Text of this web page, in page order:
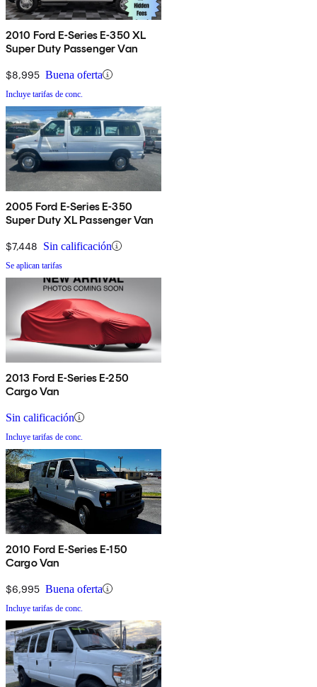
2010 Ford E-Series E-350 XL
Super Duty Passenger Van
$8,995 Buena oferta
Incluye tarifas de conc.
2005 Ford E-Series E-350
Super Duty XL Passenger Van
$7,448 Sin calificación
Se aplican tarifas
2013 Ford E-Series E-250
Cargo Van
Sin calificación
Incluye tarifas de conc.
2010 Ford E-Series E-150
Cargo Van
$6,995 Buena oferta
Incluye tarifas de conc.